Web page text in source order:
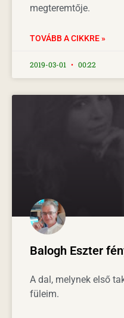
megteremtője.
TOVÁBB A CIKKRE »
2019-03-01 00:22
Balogh Eszter
A dal, melynek első
füleim.